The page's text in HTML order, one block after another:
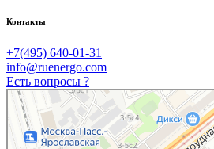
Контакты
+7(495) 640-01-31
info@ruenergo.com
Есть вопросы ?